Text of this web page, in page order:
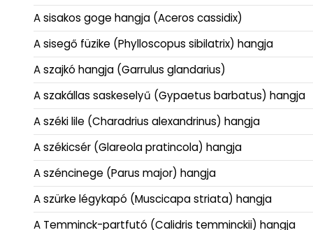
A sisakos goge hangja (Aceros cassidix)
A sisegő füzike (Phylloscopus sibilatrix) hangja
A szajkó hangja (Garrulus glandarius)
A szakállas saskeselyű (Gypaetus barbatus) hangja
A széki lile (Charadrius alexandrinus) hangja
A székicsér (Glareola pratincola) hangja
A széncinege (Parus major) hangja
A szürke légykapó (Muscicapa striata) hangja
A Temminck-partfutó (Calidris temminckii) hangja